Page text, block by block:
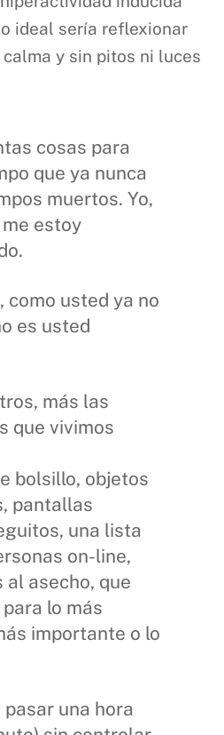
ideal sería reflexionar
y sin pitos ni luces
cosas para
que ya nunca
muertos. Yo,
estoy
como usted ya no
es usted
más las
que vivimos
bolsillo, objetos
pantallas
una lista
on-line,
al asecho, que
lo más
importante o lo
pasar una hora